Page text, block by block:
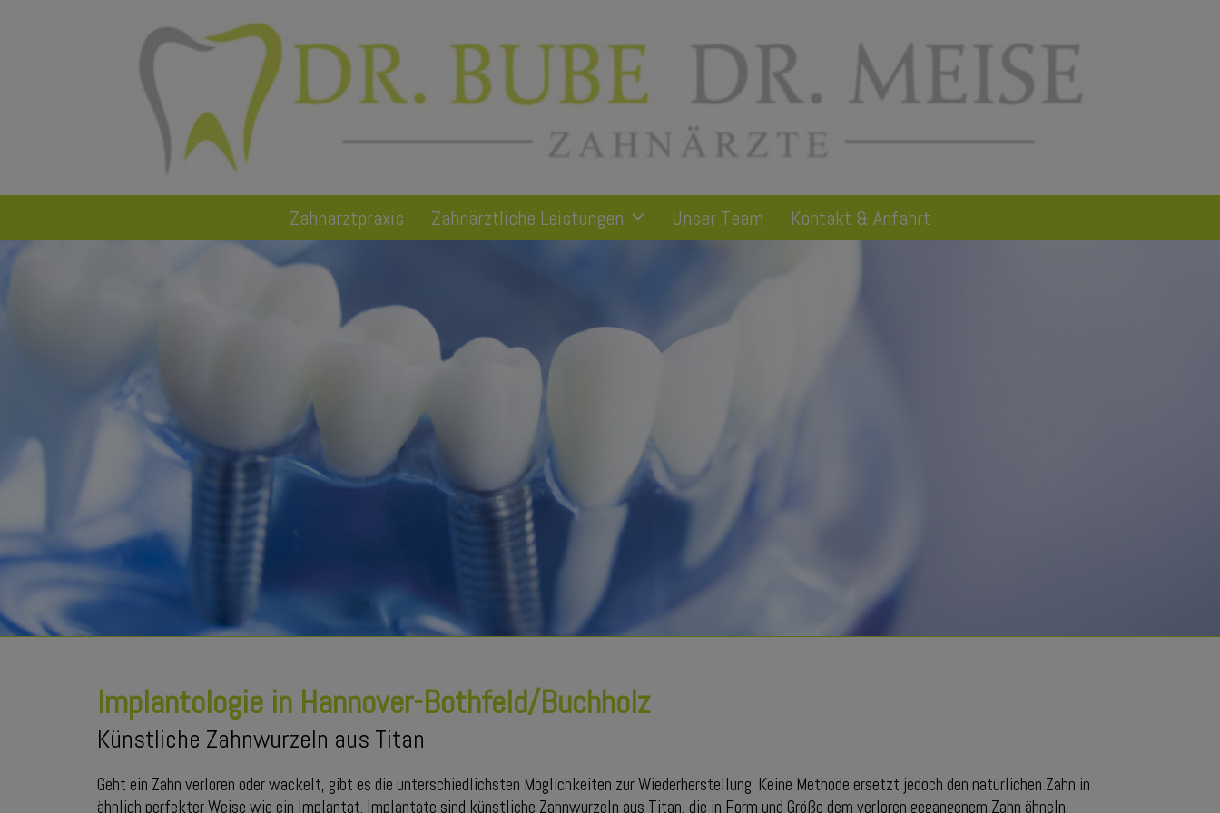
Zahnarztpraxis Zahnärztliche Leistungen Unser Team Kontakt & Anfahrt
Implantologie in Hannover-Bothfeld/Buchholz
Künstliche Zahnwurzeln aus Titan
Geht ein Zahn verloren oder wackelt, gibt es die unterschiedlichsten Möglichkeiten zur Wiederherstellung. Keine Methode ersetzt jedoch den natürlichen Zahn in
ähnlich perfekter Weise wie ein Implantat. Implantate sind künstliche Zahnwurzeln aus Titan, die in Form und Größe dem verloren gegangenem Zahn ähneln.